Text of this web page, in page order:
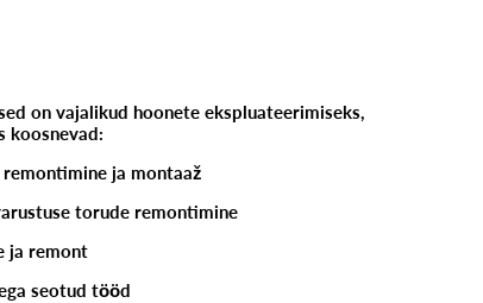
on vajalikud hoonete ekspluateerimiseks,
koosnevad:
ja montaaž
torude remontimine
ja remont
seotud tööd